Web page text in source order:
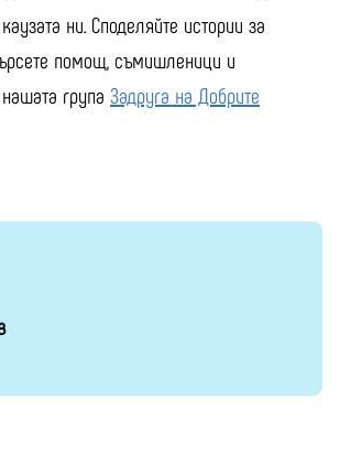
ни. Споделяйте истории за
помощ, съмишленици и
група Задруга на Добрите